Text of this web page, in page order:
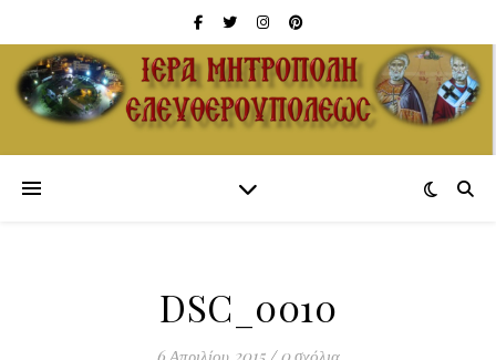
DSC_0010
6 Απριλίου 2015 / 0 σχόλια